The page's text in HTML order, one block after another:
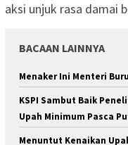
aksi unjuk rasa damai
BACAAN LAINNYA
Menaker Ini Menteri
KSPI Sambut Baik
Upah Minimum Pasca
Menuntut Kenaikan